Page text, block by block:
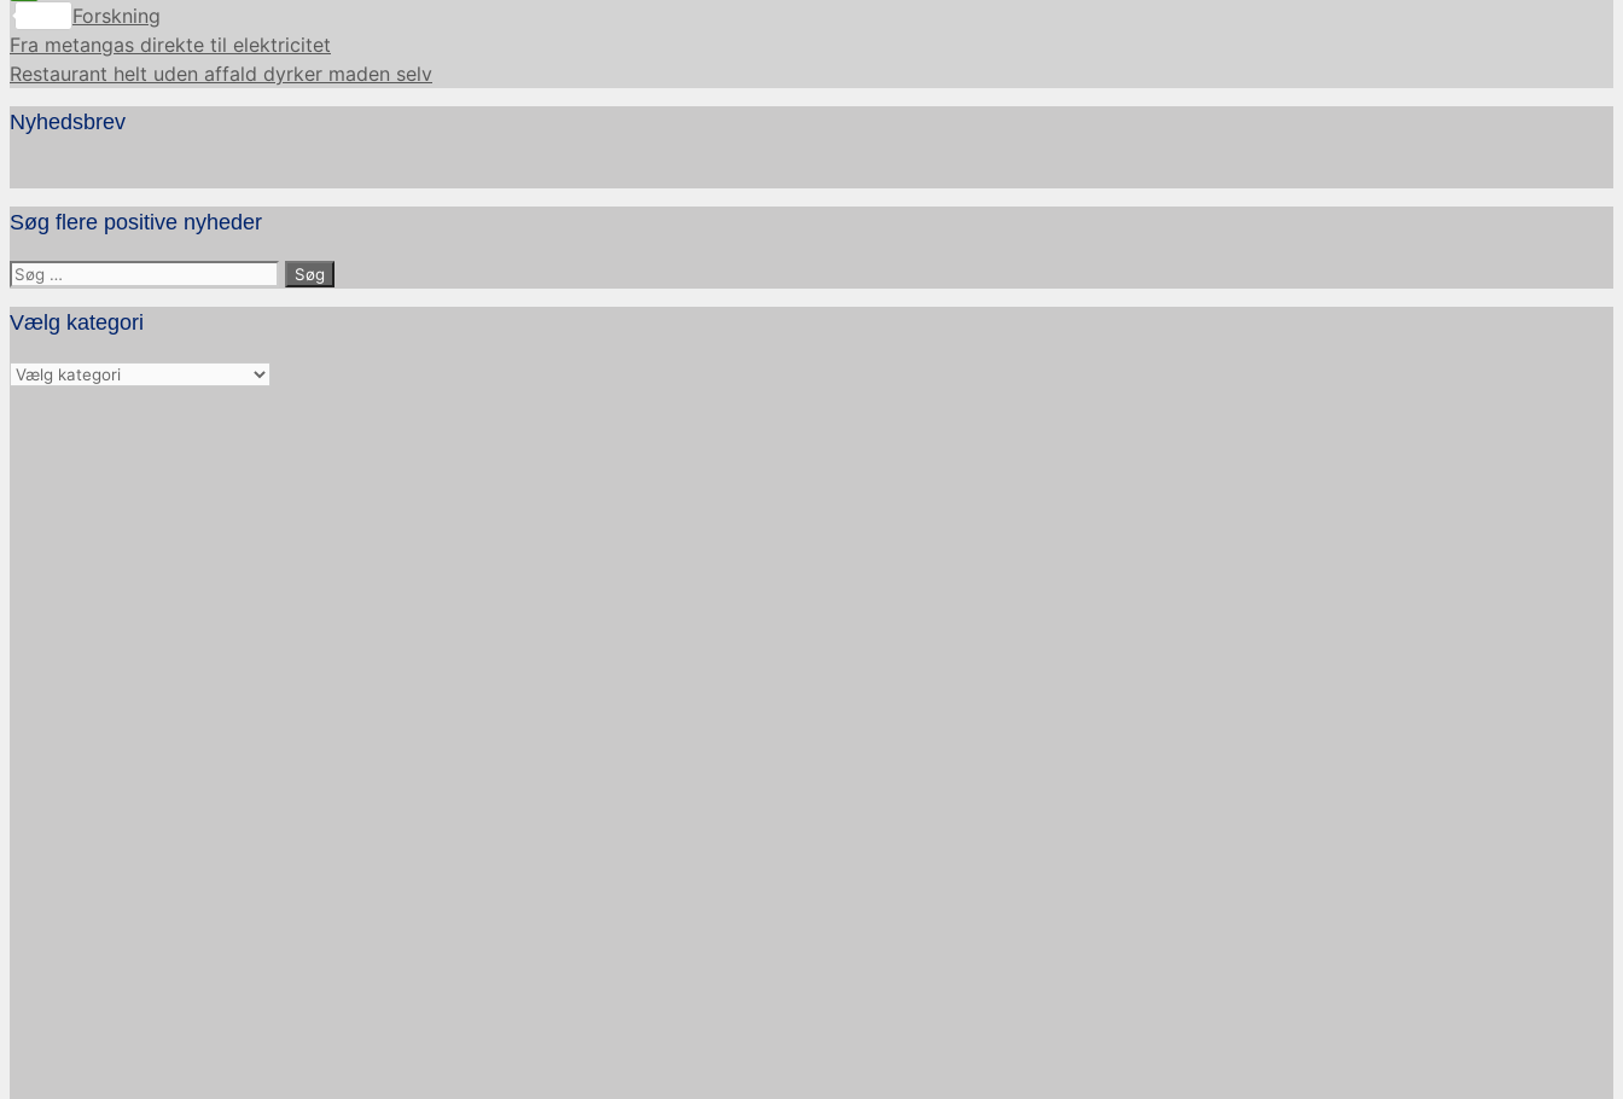
Share
Kategorier
Forskning
Fra metangas direkte til elektricitet
Restaurant helt uden affald dyrker maden selv
Nyhedsbrev
Søg flere positive nyheder
Søg
efter:
Vælg kategori
Vælg